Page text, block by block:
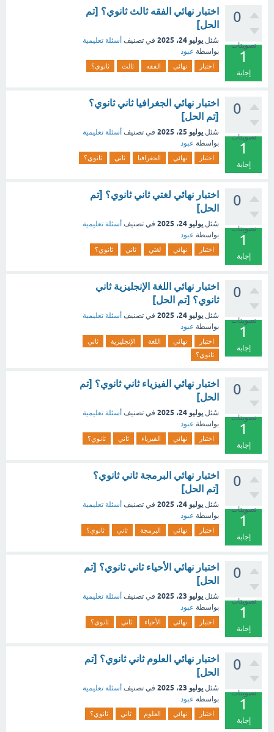
0
تصويتات
1
إجابة
اختبار نهائي الفقه ثالث ثانوي؟ [تم
الحل]
سُئل يوليو 24، 2025 في تصنيف أسئلة تعليمية
بواسطة عبود
اختبار نهائي الفقه ثالث ثانوي؟
0
تصويتات
1
إجابة
اختبار نهائي الجغرافيا ثاني ثانوي؟
[تم الحل]
سُئل يوليو 25، 2025 في تصنيف أسئلة تعليمية
بواسطة عبود
اختبار نهائي الجغرافيا ثاني ثانوي؟
0
تصويتات
1
إجابة
اختبار نهائي لغتي ثاني ثانوي؟ [تم
الحل]
سُئل يوليو 24، 2025 في تصنيف أسئلة تعليمية
بواسطة عبود
اختبار نهائي لغتي ثاني ثانوي؟
0
تصويتات
1
إجابة
اختبار نهائي اللغة الإنجليزية ثاني
ثانوي؟ [تم الحل]
سُئل يوليو 24، 2025 في تصنيف أسئلة تعليمية
بواسطة عبود
اختبار نهائي اللغة الإنجليزية
ثاني
ثانوي؟
0
تصويتات
1
إجابة
اختبار نهائي الفيزياء ثاني ثانوي؟ [تم
الحل]
سُئل يوليو 24، 2025 في تصنيف أسئلة تعليمية
بواسطة عبود
اختبار نهائي الفيزياء ثاني ثانوي؟
0
تصويتات
1
إجابة
اختبار نهائي البرمجة ثاني ثانوي؟
[تم الحل]
سُئل يوليو 24، 2025 في تصنيف أسئلة تعليمية
بواسطة عبود
اختبار نهائي البرمجة ثاني ثانوي؟
0
تصويتات
1
إجابة
اختبار نهائي الأحياء ثاني ثانوي؟ [تم
الحل]
سُئل يوليو 23، 2025 في تصنيف أسئلة تعليمية
بواسطة عبود
اختبار نهائي الأحياء ثاني ثانوي؟
0
تصويتات
1
إجابة
اختبار نهائي العلوم ثاني ثانوي؟ [تم
الحل]
سُئل يوليو 23، 2025 في تصنيف أسئلة تعليمية
بواسطة عبود
اختبار نهائي العلوم ثاني ثانوي؟